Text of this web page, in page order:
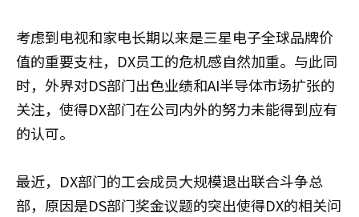
考虑到电视和家电长期以来是三星电子全球品牌价
值的重要支柱，DX员工的危机感自然加重。与此同
时，外界对DS部门出色业绩和AI半导体市场扩张的
关注，使得DX部门在公司内外的努力未能得到应有
的认可。
最近，DX部门的工会成员大规模退出联合斗争总
部，原因是DS部门奖金议题的突出使得DX的相关问